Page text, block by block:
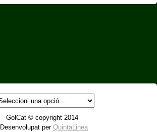
GolCat © copyright 2014
Desenvolupat per QuintaLinea